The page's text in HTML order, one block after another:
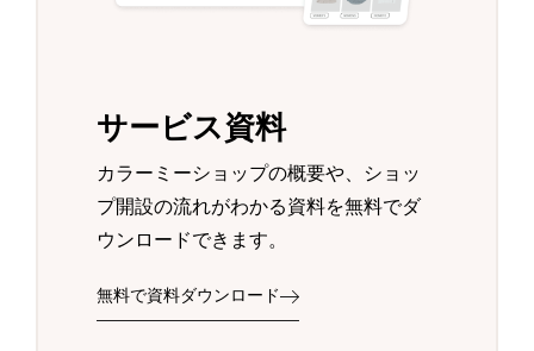
サービス資料
カラーミーショップの概要や、ショッ
プ開設の流れがわかる資料を無料でダ
ウンロードできます。
無料で資料ダウンロード